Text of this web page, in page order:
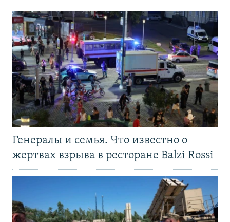
Генералы и семья. Что известно о
жертвах взрыва в ресторане Balzi Rossi